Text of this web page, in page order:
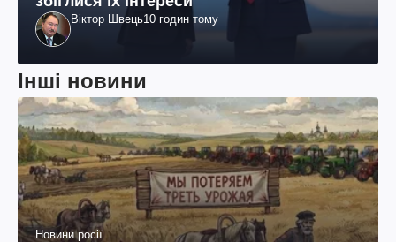
Віктор Швець10 годин тому
Інші новини
Новини росії